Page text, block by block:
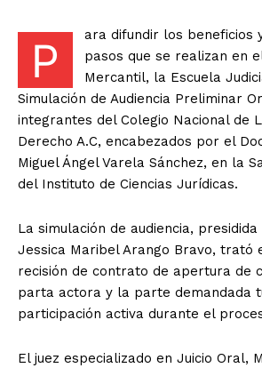
P
ara difundir los beneficios
pasos que se realizan en
Mercantil, la Escuela
Simulación de Audiencia Preliminar
integrantes del Colegio Nacional de
Derecho A.C, encabezados por el
Miguel Ángel Varela Sánchez, en la
del Instituto de Ciencias Jurídicas.
La simulación de audiencia,
Jessica Maribel Arango Bravo, trató
recisión de contrato de apertura de
parta actora y la parte demandada
participación activa durante el
El juez especializado en Juicio Oral,